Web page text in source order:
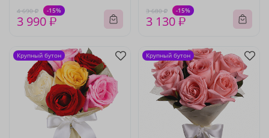
4 690 ₽ -15%
3 990 ₽
3 680 ₽ -15%
3 130 ₽
Крупный бутон Крупный бутон